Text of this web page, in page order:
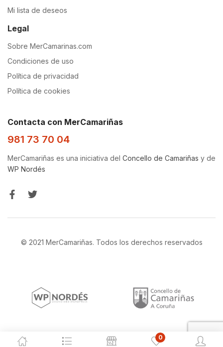
0
Mi lista de deseos
Legal
Sobre MerCamarinas.com
Condiciones de uso
Política de privacidad
Política de cookies
Contacta con MerCamariñas
981 73 70 04
MerCamariñas es una iniciativa del Concello de Camariñas y de
WP Nordés
© 2021 MerCamariñas. Todos los derechos reservados